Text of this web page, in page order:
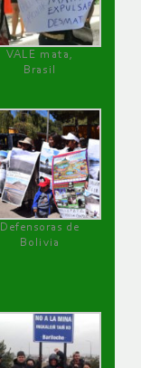
VALE mata,
Brasil
Defensoras de
Bolivia